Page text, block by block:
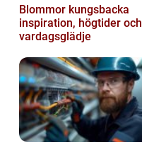
Blommor kungsbacka
inspiration, högtider och
vardagsglädje